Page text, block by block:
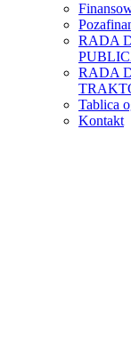
RADA
RADA
Tablica
Kontakt